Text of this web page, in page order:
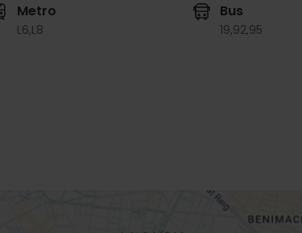
Metro
L6,L8
Bus
19,92,95